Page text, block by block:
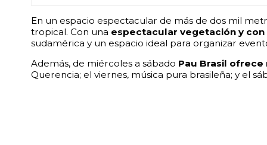
En un espacio espectacular de más de dos mil
tropical. Con una espectacular vegetación y
sudamérica y un espacio ideal para organizar
Además, de miércoles a sábado Pau Brasil ofrece
Querencia; el viernes, música pura brasileña; y el